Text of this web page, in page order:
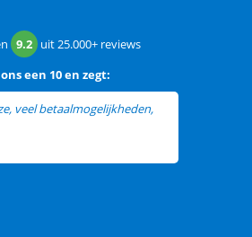
9.2 uit25.000+ reviews
een 10 en zegt:
veel betaalmogelijkheden,